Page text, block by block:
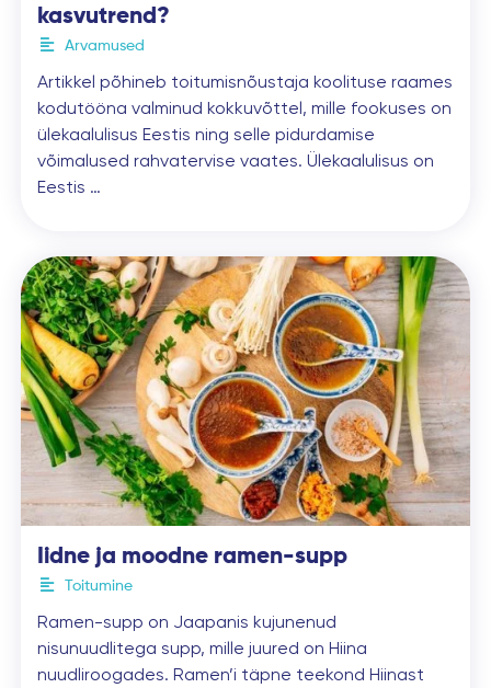
kasvutrend?
Arvamused
Artikkel põhineb toitumisnõustaja koolituse raames
kodutööna valminud kokkuvõttel, mille fookuses on
ülekaalulisus Eestis ning selle pidurdamise
võimalused rahvatervise vaates. Ülekaalulisus on
Eestis …
Iidne ja moodne ramen-supp
Toitumine
Ramen-supp on Jaapanis kujunenud
nisunuudlitega supp, mille juured on Hiina
nuudliroogades. Ramen’i täpne teekond Hiinast